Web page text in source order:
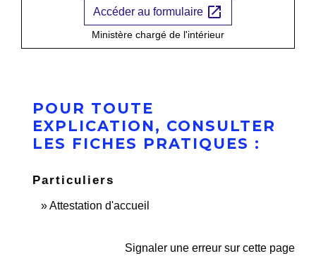
Accéder au formulaire open_in_new
Ministère chargé de l'intérieur
POUR TOUTE
EXPLICATION, CONSULTER
LES FICHES PRATIQUES :
Particuliers
Attestation d'accueil
Signaler une erreur sur cette page